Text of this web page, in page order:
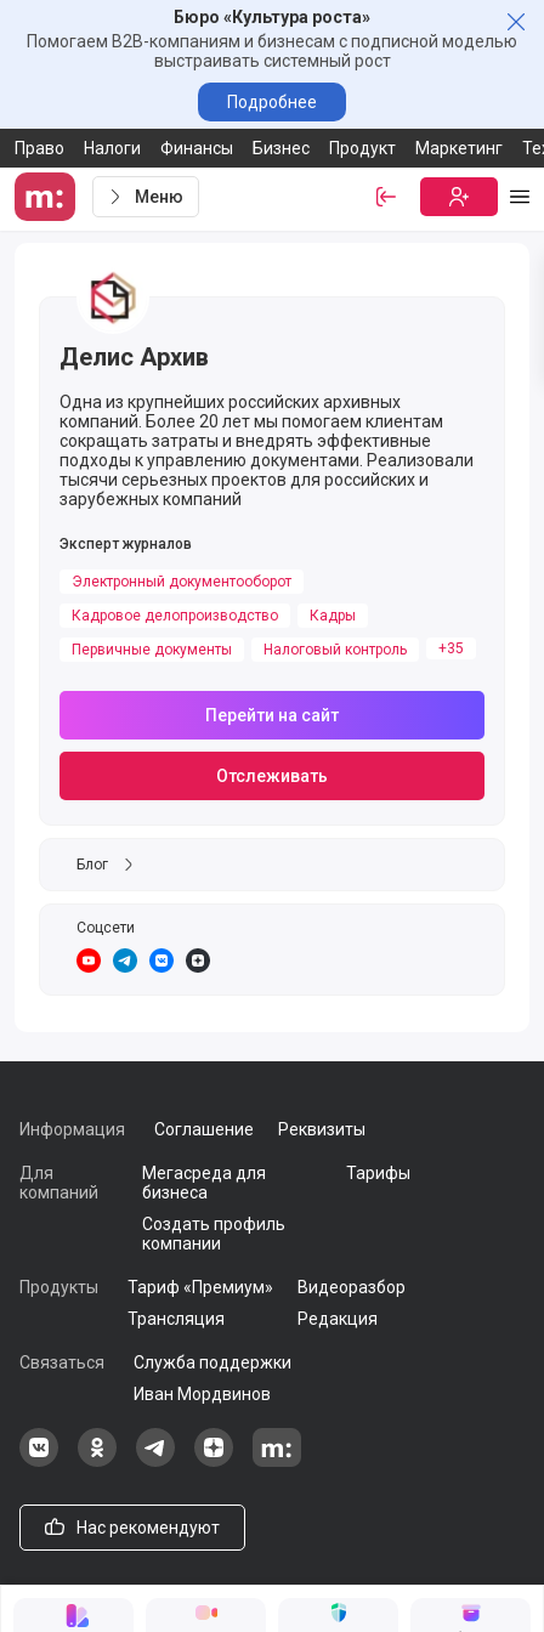
Бюро «Культура роста»
Помогаем B2B-компаниям и бизнесам с подписной моделью
выстраивать системный рост
Подробнее
Право Налоги Финансы Бизнес Продукт Маркетинг
Меню Войти
Делис Архив
Одна из крупнейших российских архивных
компаний. Более 20 лет мы помогаем клиентам
сокращать затраты и внедрять эффективные
подходы к управлению документами. Реализовали
тысячи серьезных проектов для российских и
зарубежных компаний
Эксперт журналов
Электронный документооборот
Кадровое делопроизводство
Кадры
Первичные документы
Налоговый контроль +35
Перейти на сайт
Отслеживать
Блог
Соцсети
https://www.youtube.com/channel/UC8UoboyNAYbv8HydJ9DehKg
https://t.me/delisarchiv
https://vk.com/delis_archiv
https://zen.yandex.ru/delisarchiv
Информация Соглашение Реквизиты
Для
компаний
Мегасреда для
бизнеса
Тарифы
Создать профиль
компании
Продукты Тариф «Премиум»
Видеоразбор
Трансляция
Редакция
Связаться
Служба поддержки
Иван Мордвинов
Наша группа в ВКонтакте
Наша группа на Одноклассники[
Наша группа в Telegram
наш профиль на Дзен
Наш аккаунт на Мегасреде
Нас рекомендуют